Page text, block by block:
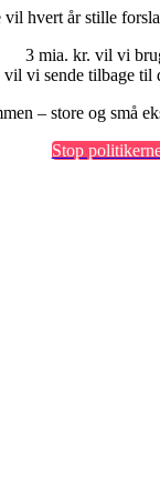
hvert år stille
3 mia. kr. vil vi
vi sende tilbage til
– store og små
Stop